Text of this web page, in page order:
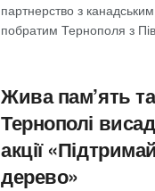
партнерство з
побратим Тернополя з
Жива пам’ять
Тернополі
акції
дерево»